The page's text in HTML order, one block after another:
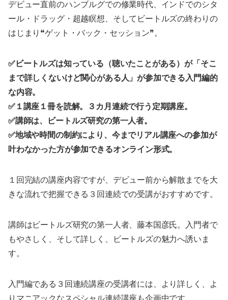
デビュー直前のハンブルグでの修業時代、インドでのシタ
ール・ドラッグ・超越瞑想、そしてビートルズの終わりの
はじまり❝ゲット・バック・セッション❞。
✅ビートルズは知っている（聴いたことがある）が「そこ
まで詳しくないけど関心がある人」が参加できる入門編的
な内容。
✅１講座１冊を読解。３カ月連続で行う定期講座。
✅講師は、ビートルズ研究の第一人者。
✅地域や時間の制約により、今までリアル講座への参加が
叶わなかった方が参加できるオンライン形式。
１回完結の講座内容ですが、デビュー前から解散までを大
きな流れで把握できる３回連続での受講がおすすめです。
講師はビートルズ研究の第一人者、藤本国彦氏。入門者で
もやさしく、そして詳しく、ビートルズの魅力へ誘いま
す。
入門編である３回連続講座の受講者には、より詳しく、よ